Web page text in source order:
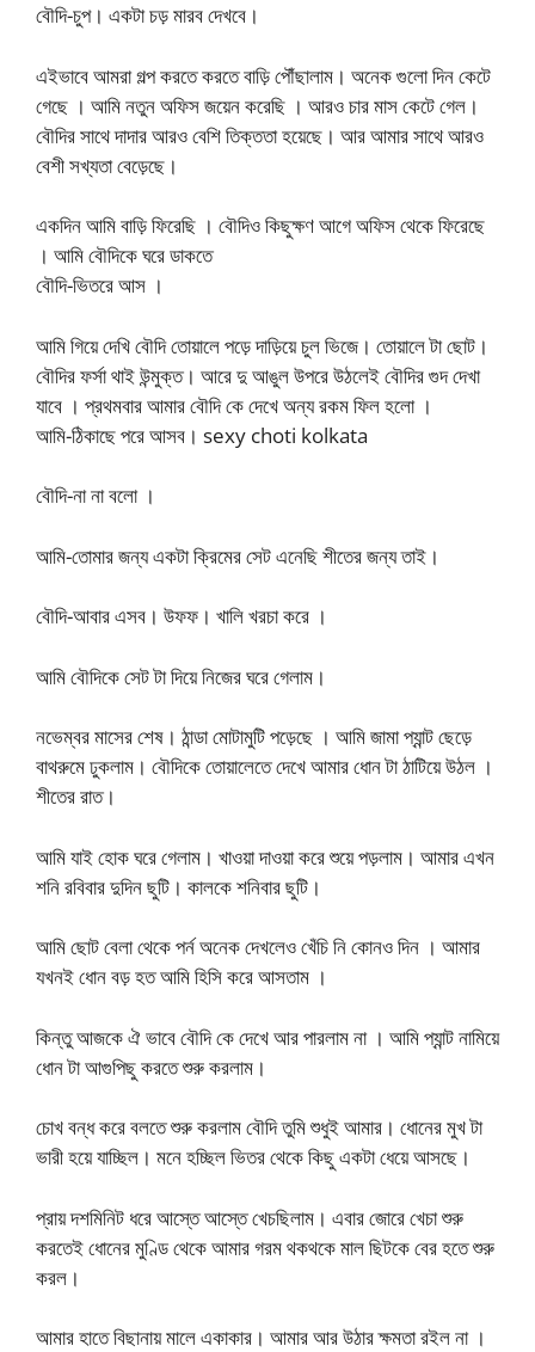
বৌদি-চুপ। একটা চড় মারব দেখবে।
এইভাবে আমরা গল্প করতে করতে বাড়ি পৌঁছালাম। অনেক গুলো দিন কেটে
গেছে । আমি নতুন অফিস জয়েন করেছি । আরও চার মাস কেটে গেল।
বৌদির সাথে দাদার আরও বেশি তিক্ততা হয়েছে। আর আমার সাথে আরও
বেশী সখ্যতা বেড়েছে।
একদিন আমি বাড়ি ফিরেছি । বৌদিও কিছুক্ষণ আগে অফিস থেকে ফিরেছে
। আমি বৌদিকে ঘরে ডাকতে
বৌদি-ভিতরে আস ।
আমি গিয়ে দেখি বৌদি তোয়ালে পড়ে দাড়িয়ে চুল ভিজে। তোয়ালে টা ছোট।
বৌদির ফর্সা থাই উন্মুক্ত। আরে দু আঙুল উপরে উঠলেই বৌদির গুদ দেখা
যাবে । প্রথমবার আমার বৌদি কে দেখে অন্য রকম ফিল হলো ।
আমি-ঠিকাছে পরে আসব। sexy choti kolkata
বৌদি-না না বলো ।
আমি-তোমার জন্য একটা ক্রিমের সেট এনেছি শীতের জন্য তাই।
বৌদি-আবার এসব। উফফ। খালি খরচা করে ।
আমি বৌদিকে সেট টা দিয়ে নিজের ঘরে গেলাম।
নভেম্বর মাসের শেষ। ঠান্ডা মোটামুটি পড়েছে । আমি জামা প্যান্ট ছেড়ে
বাথরুমে ঢুকলাম। বৌদিকে তোয়ালেতে দেখে আমার ধোন টা ঠাটিয়ে উঠল ।
শীতের রাত।
আমি যাই হোক ঘরে গেলাম। খাওয়া দাওয়া করে শুয়ে পড়লাম। আমার এখন
শনি রবিবার দুদিন ছুটি। কালকে শনিবার ছুটি।
আমি ছোট বেলা থেকে পর্ন অনেক দেখলেও খেঁচি নি কোনও দিন । আমার
যখনই ধোন বড় হত আমি হিসি করে আসতাম ।
কিন্তু আজকে ঐ ভাবে বৌদি কে দেখে আর পারলাম না । আমি প্যান্ট নামিয়ে
ধোন টা আগুপিছু করতে শুরু করলাম।
চোখ বন্ধ করে বলতে শুরু করলাম বৌদি তুমি শুধুই আমার। ধোনের মুখ টা
ভারী হয়ে যাচ্ছিল। মনে হচ্ছিল ভিতর থেকে কিছু একটা ধেয়ে আসছে।
প্রায় দশমিনিট ধরে আস্তে আস্তে খেচছিলাম। এবার জোরে খেচা শুরু
করতেই ধোনের মুণ্ডি থেকে আমার গরম থকথকে মাল ছিটকে বের হতে শুরু
করল।
আমার হাতে বিছানায় মালে একাকার। আমার আর উঠার ক্ষমতা রইল না ।